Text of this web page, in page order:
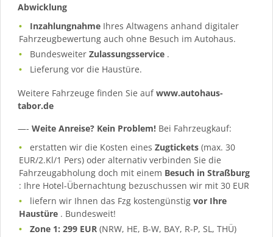
Abwicklung
Inzahlungnahme Ihres Altwagens anhand digitaler
Fahrzeugbewertung auch ohne Besuch im Autohaus.
BundesweiterZulassungsservice .
Lieferung vor die Haustüre.
Weitere Fahrzeuge finden Sie aufwww.autohaus-
tabor.de
—- Weite Anreise? Kein Problem! Bei Fahrzeugkauf:
erstatten wir die Kosten einesZugtickets(max. 30
EUR/2.Kl/1 Pers) oder alternativ verbinden Sie die
Fahrzeugabholung doch mit einem Besuch in Straßburg
: Ihre Hotel-Übernachtung bezuschussen wir mit 30 EUR
liefern wir Ihnen das Fzg kostengünstigvor Ihre
Haustüre . Bundesweit!
Zone 1: 299 EUR (NRW, HE, B-W, BAY, R-P, SL, THÜ)